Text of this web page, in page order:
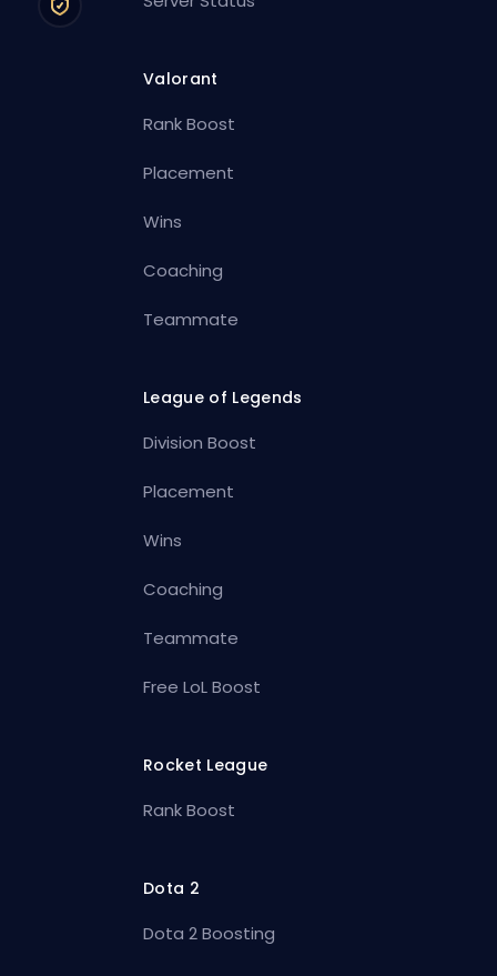
Valorant
Rank Boost
Placement
Wins
Coaching
Teammate
League of Legends
Division Boost
Placement
Wins
Coaching
Teammate
Free LoL Boost
Rocket League
Rank Boost
Dota 2
Dota 2 Boosting